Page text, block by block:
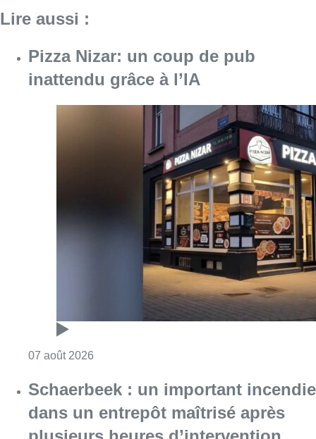
Lire aussi :
Pizza Nizar: un coup de pub
inattendu grâce à l’IA
07 août 2026
Schaerbeek : un important incendie
dans un entrepôt maîtrisé après